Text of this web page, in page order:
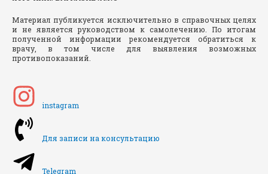
Материал публикуется исключительно в справочных целях
и не является руководством к самолечению. По итогам
полученной информации рекомендуется обратиться к
врачу, в том числе для выявления возможных
противопоказаний.
instagram
Для записи на консультацию
Telegram